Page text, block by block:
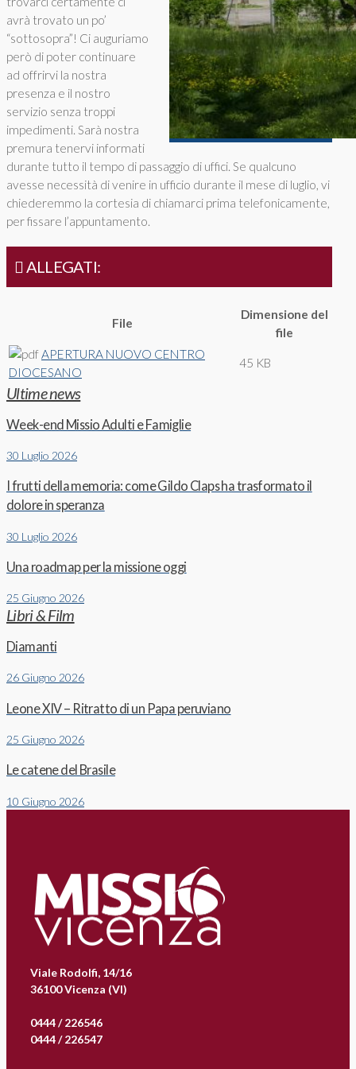
avrà trovato un po’
“sottosopra”! Ci auguriamo
però di poter continuare
ad offrirvi la nostra
presenza e il nostro
servizio senza troppi
impedimenti. Sarà nostra
premura tenervi informati
durante tutto il tempo di passaggio di uffici. Se qualcuno
avesse necessità di venire in ufficio durante il mese di luglio, vi
chiederemmo la cortesia di chiamarci prima telefonicamente,
per fissare l’appuntamento.
ALLEGATI:
File
Dimensione del
file
APERTURA NUOVO CENTRO
DIOCESANO
45 KB
Ultime news
Week-end Missio Adulti e Famiglie
30 Luglio 2026
I frutti della memoria: come Gildo Claps ha trasformato il
dolore in speranza
30 Luglio 2026
Una roadmap per la missione oggi
25 Giugno 2026
Libri & Film
Diamanti
26 Giugno 2026
Leone XIV – Ritratto di un Papa peruviano
25 Giugno 2026
Le catene del Brasile
10 Giugno 2026
Viale Rodolfi, 14/16
36100 Vicenza (VI)
0444 / 226546
0444 / 226547